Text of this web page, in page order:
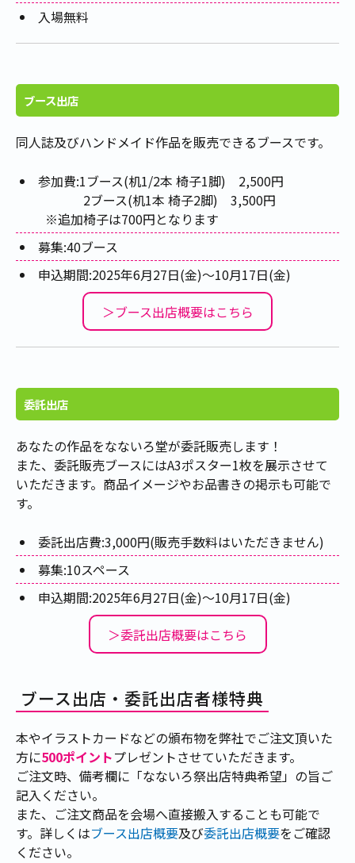
入場無料
ブース出店
同人誌及びハンドメイド作品を販売できるブースです。
参加費:1ブース(机1/2本 椅子1脚) 2,500円
2ブース(机1本 椅子2脚) 3,500円
※追加椅子は700円となります
募集:40ブース
申込期間:2025年6月27日(金)～10月17日(金)
＞ブース出店概要はこちら
委託出店
あなたの作品をなないろ堂が委託販売します！
また、委託販売ブースにはA3ポスター1枚を展示させて
いただきます。商品イメージやお品書きの掲示も可能で
す。
委託出店費:3,000円(販売手数料はいただきません)
募集:10スペース
申込期間:2025年6月27日(金)～10月17日(金)
＞委託出店概要はこちら
ブース出店・委託出店者様特典
本やイラストカードなどの頒布物を弊社でご注文頂いた
方に500ポイントプレゼントさせていただきます。
ご注文時、備考欄に「なないろ祭出店特典希望」の旨ご
記入ください。
また、ご注文商品を会場へ直接搬入することも可能で
す。詳しくはブース出店概要及び委託出店概要をご確認
ください。